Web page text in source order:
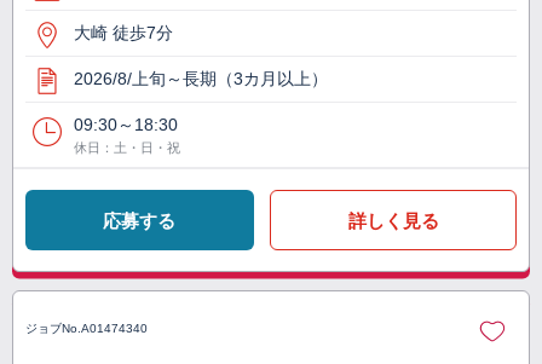
大崎 徒歩7分
2026/8/上旬～長期（3カ月以上）
09:30～18:30
休日：土・日・祝
応募する 詳しく見る
ジョブNo. A01474340